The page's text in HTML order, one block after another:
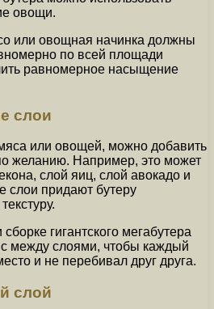
овощи.
или овощная начинка должны
по всей площади
равномерное насыщение
слои
или овощей, можно добавить
желанию. Например, это может
слой яиц, слой авокадо и
слои придают бутеру
гигантского мегабутера
между слоями, чтобы каждый
и не перебивал друг друга.
слой